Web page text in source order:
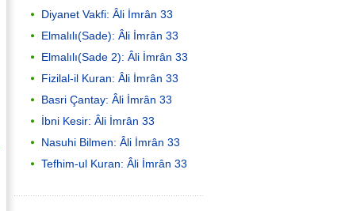
Diyanet Vakfi: Âli İmrân 33
Elmalılı(Sade): Âli İmrân 33
Elmalılı(Sade 2): Âli İmrân 33
Fizilal-il Kuran: Âli İmrân 33
Basri Çantay: Âli İmrân 33
İbni Kesir: Âli İmrân 33
Nasuhi Bilmen: Âli İmrân 33
Tefhim-ul Kuran: Âli İmrân 33